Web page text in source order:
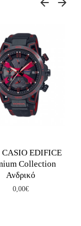
CASIO EDIFICE
Collection
Ανδρικό
0,00€